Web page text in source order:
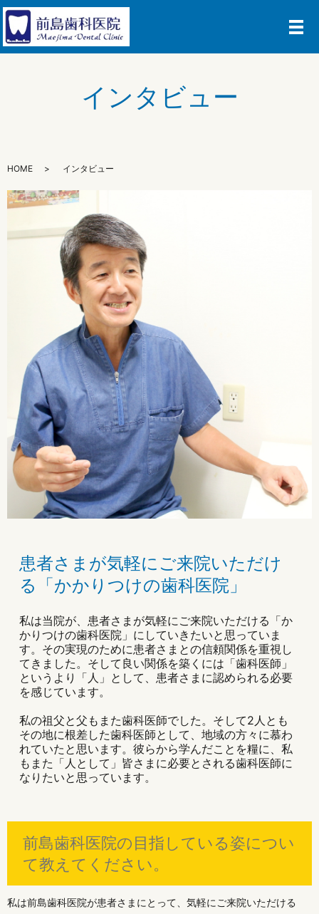
メ
インタビュー
HOME インタビュー
患者さまが気軽にご来院いただけ
る「かかりつけの歯科医院」
私は当院が、患者さまが気軽にご来院いただける「か
かりつけの歯科医院」にしていきたいと思っていま
す。その実現のために患者さまとの信頼関係を重視し
てきました。そして良い関係を築くには「歯科医師」
というより「人」として、患者さまに認められる必要
を感じています。
私の祖父と父もまた歯科医師でした。そして2人とも
その地に根差した歯科医師として、地域の方々に慕わ
れていたと思います。彼らから学んだことを糧に、私
もまた「人として」皆さまに必要とされる歯科医師に
なりたいと思っています。
前島歯科医院の目指している姿につい
て教えてください。
私は前島歯科医院が患者さまにとって、気軽にご来院いただける